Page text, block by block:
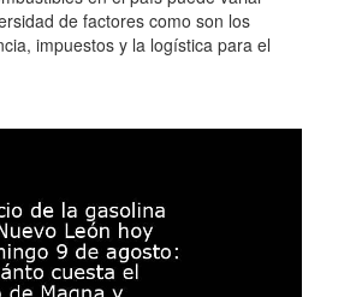
de factores como son los
impuestos y la logística para el